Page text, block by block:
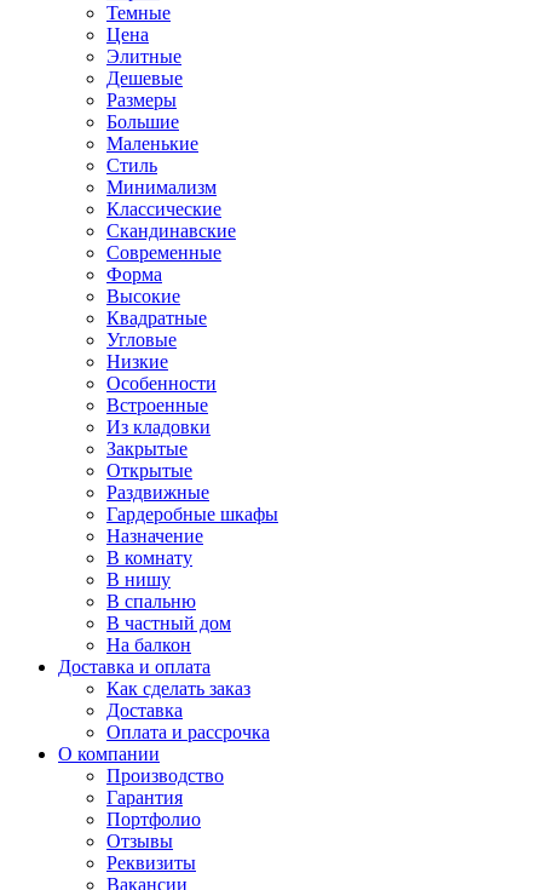
Темные
Цена
Элитные
Дешевые
Размеры
Большие
Маленькие
Стиль
Минимализм
Классические
Скандинавские
Современные
Форма
Высокие
Квадратные
Угловые
Низкие
Особенности
Встроенные
Из кладовки
Закрытые
Открытые
Раздвижные
Гардеробные шкафы
Назначение
В комнату
В нишу
В спальню
В частный дом
На балкон
Доставка и оплата
Как сделать заказ
Доставка
Оплата и рассрочка
О компании
Производство
Гарантия
Портфолио
Отзывы
Реквизиты
Вакансии